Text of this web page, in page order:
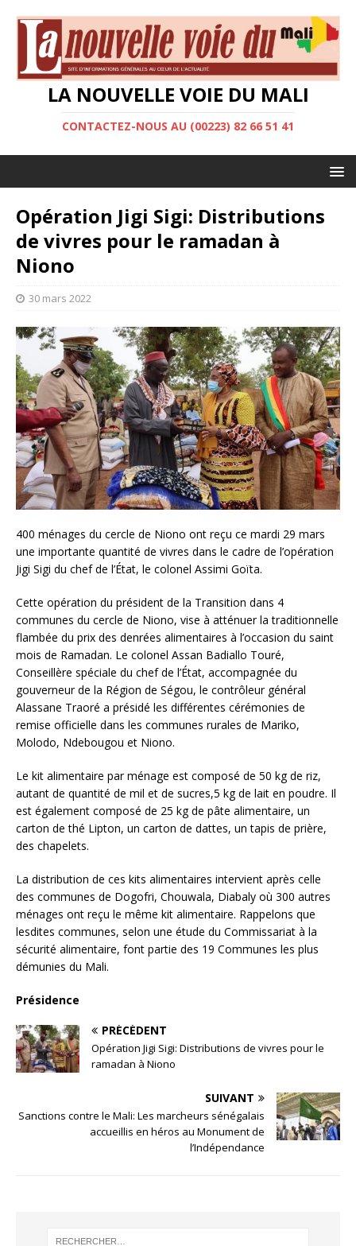
LA NOUVELLE VOIE DU MALI
CONTACTEZ-NOUS AU (00223) 82 66 51 41
Opération Jigi Sigi: Distributions
de vivres pour le ramadan à
Niono
30 mars 2022
400 ménages du cercle de Niono ont reçu ce mardi 29 mars
une importante quantité de vivres dans le cadre de l’opération
Jigi Sigi du chef de l’État, le colonel Assimi Goïta.
Cette opération du président de la Transition dans 4
communes du cercle de Niono, vise à atténuer la traditionnelle
flambée du prix des denrées alimentaires à l’occasion du saint
mois de Ramadan. Le colonel Assan Badiallo Touré,
Conseillère spéciale du chef de l’État, accompagnée du
gouverneur de la Région de Ségou, le contrôleur général
Alassane Traoré a présidé les différentes cérémonies de
remise officielle dans les communes rurales de Mariko,
Molodo, Ndebougou et Niono.
Le kit alimentaire par ménage est composé de 50 kg de riz,
autant de quantité de mil et de sucres,5 kg de lait en poudre. Il
est également composé de 25 kg de pâte alimentaire, un
carton de thé Lipton, un carton de dattes, un tapis de prière,
des chapelets.
La distribution de ces kits alimentaires intervient après celle
des communes de Dogofri, Chouwala, Diabaly où 300 autres
ménages ont reçu le même kit alimentaire. Rappelons que
lesdites communes, selon une étude du Commissariat à la
sécurité alimentaire, font partie des 19 Communes les plus
démunies du Mali.
Présidence
PRÉCÉDENT
Opération Jigi Sigi: Distributions de vivres pour le
ramadan à Niono
SUIVANT
Sanctions contre le Mali: Les marcheurs sénégalais
accueillis en héros au Monument de
l’Indépendance